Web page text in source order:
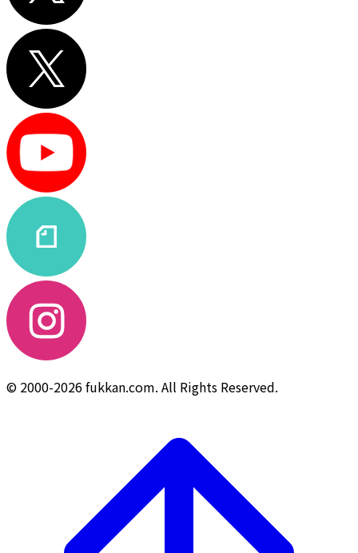
© 2000-2026 fukkan.com. All Rights Reserved.